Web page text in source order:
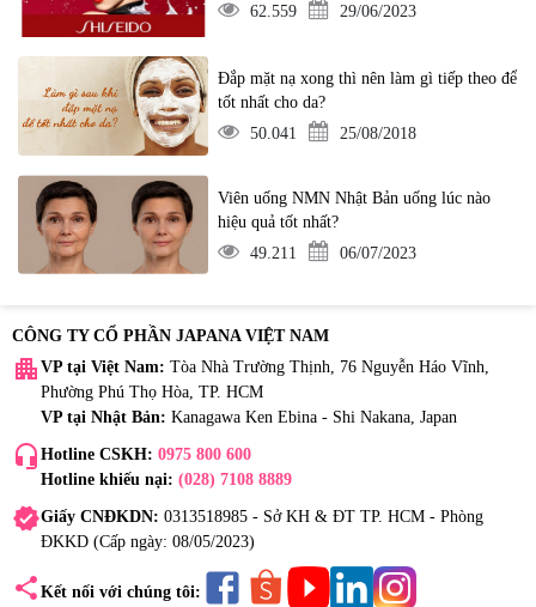
62.559
29/06/2023
Đắp mặt nạ xong thì nên làm gì tiếp theo để
tốt nhất cho da?
50.041
25/08/2018
Viên uống NMN Nhật Bản uống lúc nào
hiệu quả tốt nhất?
49.211
06/07/2023
CÔNG TY CỔ PHẦN JAPANA VIỆT NAM
apartment VP tại Việt Nam: Tòa Nhà Trường Thịnh, 76 Nguyễn Háo Vĩnh,
Phường Phú Thọ Hòa, TP. HCM
VP tại Nhật Bản: Kanagawa Ken Ebina - Shi Nakana, Japan
headset_mic Hotline CSKH: 0975 800 600
Hotline khiếu nại: (028) 7108 8889
verifiedGiấy CNĐKDN: 0313518985 - Sở KH & ĐT TP. HCM - Phòng
ĐKKD (Cấp ngày: 08/05/2023)
share Kết nối với chúng tôi: